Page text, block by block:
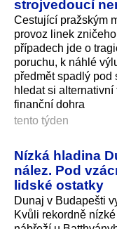
strojvedoucí
Cestující pražským
provoz linek
případech jde o
poruchu, k náhlé
předmět spadlý pod
hledat si
finanční dohra
tento týden
Nízká hladina
nález. Pod
lidské ostatky
Dunaj v Budapešti
Kvůli rekordně